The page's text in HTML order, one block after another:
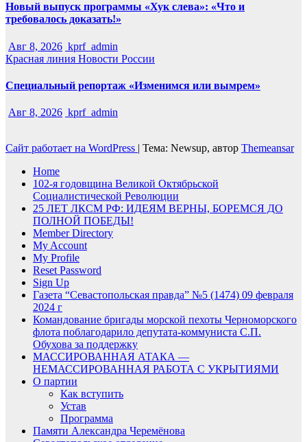
Новый выпуск программы «Хук слева»: «Что и
требовалось доказать!»
Авг 8, 2026 kprf_admin
Красная линия Новости России
Специальный репортаж «Изменимся или вымрем»
Авг 8, 2026 kprf_admin
Сайт работает на WordPress | Тема: Newsup, автор Themeansar
Home
102-я годовщина Великой Октябрьской
Социалистической Революции
25 ЛЕТ ЛКСМ РФ: ИДЕЯМ ВЕРНЫ, БОРЕМСЯ ДО
ПОЛНОЙ ПОБЕДЫ!
Member Directory
My Account
My Profile
Reset Password
Sign Up
Газета “Севастопольская правда” №5 (1474) 09 февраля
2024 г
Командование бригады морской пехоты Черноморского
флота поблагодарило депутата-коммуниста С.П.
Обухова за поддержку
МАССИРОВАННАЯ АТАКА —
НЕМАССИРОВАННАЯ РАБОТА С УКРЫТИЯМИ
О партии
Как вступить
Устав
Программа
Памяти Александра Черемёнова